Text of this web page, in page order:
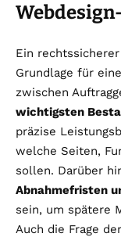
Ein
Grundlage für
zwischen
wichtigsten
präzise
welche Seiten,
sollen. Darüber
Abnahmefristen
sein, um spätere
Auch die Frage der